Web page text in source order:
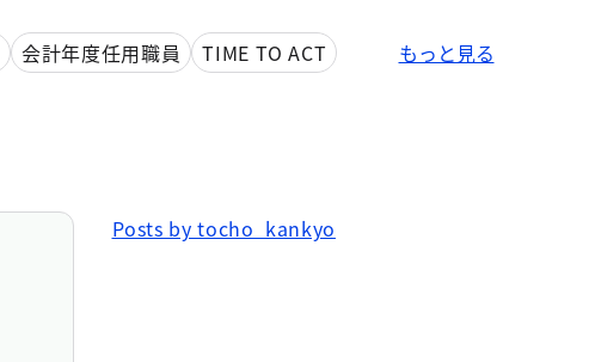
会計年度任用職員
TIME TO ACT
もっと見る
Posts by tocho_kankyo